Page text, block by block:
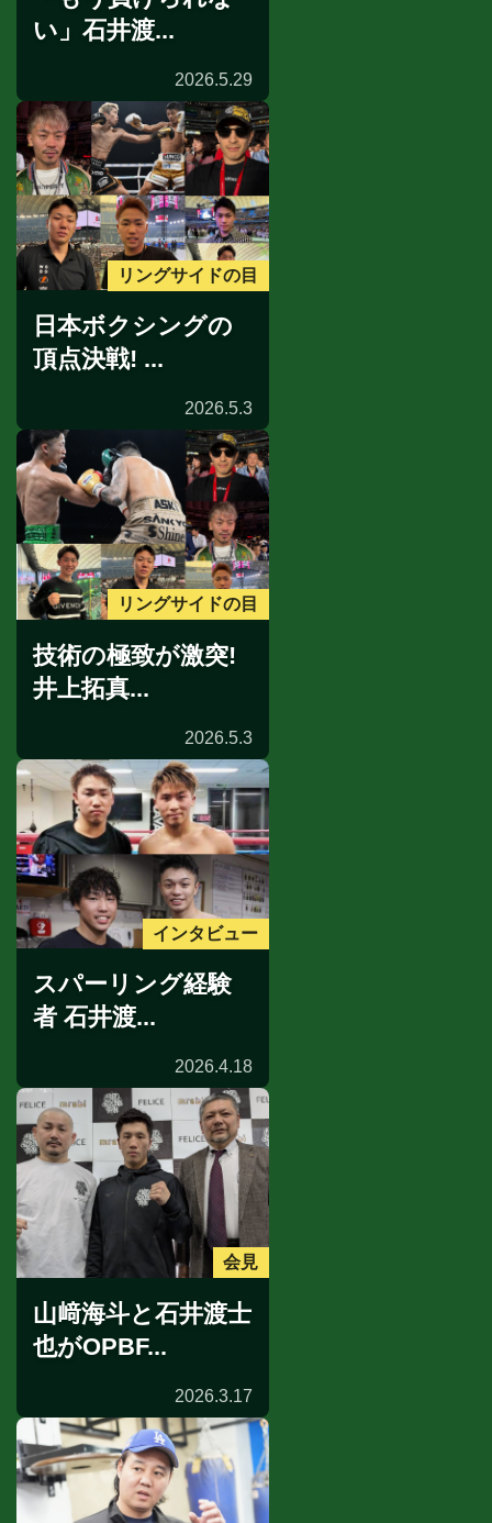
い」石井渡...
2026.5.29
リングサイドの目
日本ボクシングの
頂点決戦! ...
2026.5.3
リングサイドの目
技術の極致が激突!
井上拓真...
2026.5.3
インタビュー
スパーリング経験
者 石井渡...
2026.4.18
会見
山﨑海斗と石井渡士
也がOPBF...
2026.3.17